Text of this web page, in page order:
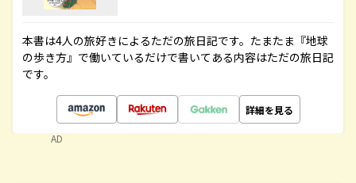
本書は4人の旅好きによるただの旅日記です。たまたま『地球
の歩き方』で働いているだけで書いてある内容はただの旅日記
です。
詳細を見る
AD